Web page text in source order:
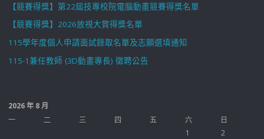
【競賽得獎】第22屆技專校院電腦動畫競賽得獎名單
【競賽得獎】2026放視大賞得獎名單
115學年度個人申請面試錄取名單及志願選填通知
115-1兼任教師 (3D動畫專長) 徵聘公告
2026 年 8 月
一
二 三 四 五 六
日
1
2